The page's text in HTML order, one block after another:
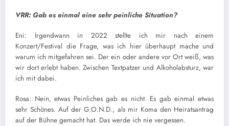
VRR: Gab es einmal eine sehr peinliche Situation?
Eni: Irgendwann in 2022 stellte ich mir nach einem
Konzert/Festival die Frage, was ich hier überhaupt mache und
warum ich mitgefahren sei. Der ein oder andere vor Ort weiß, was
wir dort erlebt haben. Zwischen Textpatzer und Alkoholabsturz, war
ich mit dabei.
Rosa: Nein, etwas Peinliches gab es nicht. Es gab einmal etwas
sehr Schönes. Auf der G.O.N.D., als mir Koma den Heiratsantrag
auf der Bühne gemacht hat. Das werde ich nie vergessen.